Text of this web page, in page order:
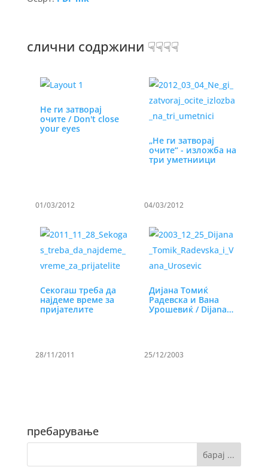
слични содржини ☟☟☟☟
Не ги затворај
очите / Don't close
your eyes
01/03/2012
„Не ги затворај
очите“ - изложба на
три уметниици
04/03/2012
Секогаш треба да
најдеме време за
пријателите
28/11/2011
Дијана Томиќ
Радевска и Вана
Урошевиќ / Dijana
25/12/2003
пребарување